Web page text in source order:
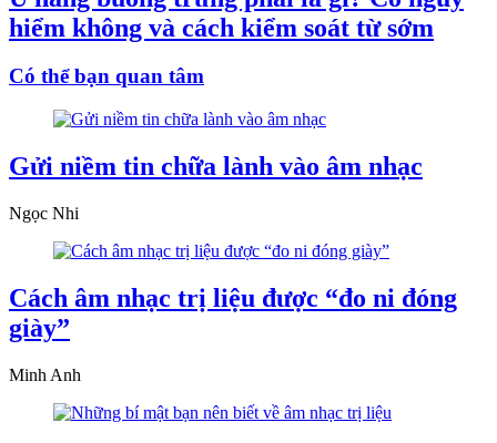
hiểm không và cách kiểm soát từ sớm
Có thể bạn quan tâm
Gửi niềm tin chữa lành vào âm nhạc
Ngọc Nhi
Cách âm nhạc trị liệu được “đo ni đóng
giày”
Minh Anh